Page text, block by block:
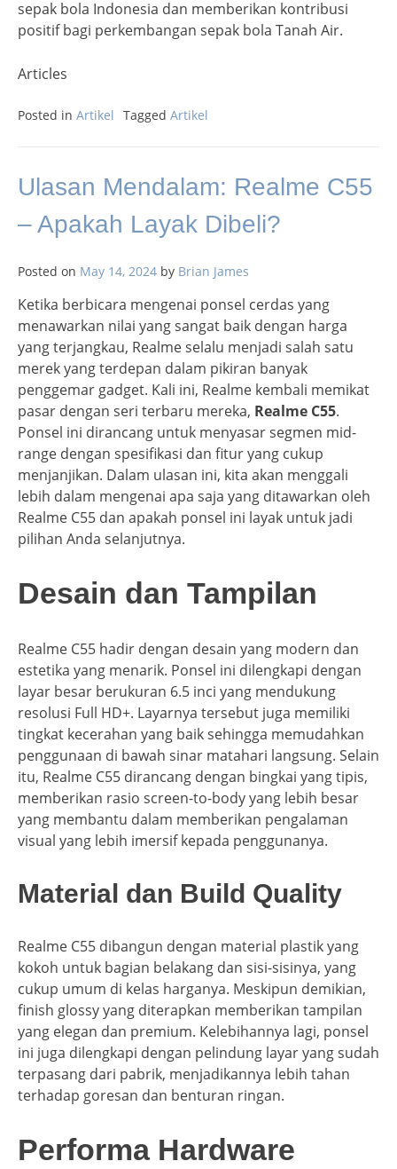
sepak bola Indonesia dan memberikan kontribusi
positif bagi perkembangan sepak bola Tanah Air.
Articles
Posted in Artikel Tagged Artikel
Ulasan Mendalam: Realme C55
– Apakah Layak Dibeli?
Posted on May 14, 2024 by Brian James
Ketika berbicara mengenai ponsel cerdas yang
menawarkan nilai yang sangat baik dengan harga
yang terjangkau, Realme selalu menjadi salah satu
merek yang terdepan dalam pikiran banyak
penggemar gadget. Kali ini, Realme kembali memikat
pasar dengan seri terbaru mereka, Realme C55.
Ponsel ini dirancang untuk menyasar segmen mid-
range dengan spesifikasi dan fitur yang cukup
menjanjikan. Dalam ulasan ini, kita akan menggali
lebih dalam mengenai apa saja yang ditawarkan oleh
Realme C55 dan apakah ponsel ini layak untuk jadi
pilihan Anda selanjutnya.
Desain dan Tampilan
Realme C55 hadir dengan desain yang modern dan
estetika yang menarik. Ponsel ini dilengkapi dengan
layar besar berukuran 6.5 inci yang mendukung
resolusi Full HD+. Layarnya tersebut juga memiliki
tingkat kecerahan yang baik sehingga memudahkan
penggunaan di bawah sinar matahari langsung. Selain
itu, Realme C55 dirancang dengan bingkai yang tipis,
memberikan rasio screen-to-body yang lebih besar
yang membantu dalam memberikan pengalaman
visual yang lebih imersif kepada penggunanya.
Material dan Build Quality
Realme C55 dibangun dengan material plastik yang
kokoh untuk bagian belakang dan sisi-sisinya, yang
cukup umum di kelas harganya. Meskipun demikian,
finish glossy yang diterapkan memberikan tampilan
yang elegan dan premium. Kelebihannya lagi, ponsel
ini juga dilengkapi dengan pelindung layar yang sudah
terpasang dari pabrik, menjadikannya lebih tahan
terhadap goresan dan benturan ringan.
Performa Hardware